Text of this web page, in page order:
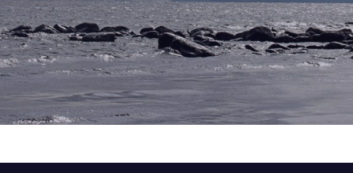
Ideella föreningar
Idrottsföreningar
Media
Transport